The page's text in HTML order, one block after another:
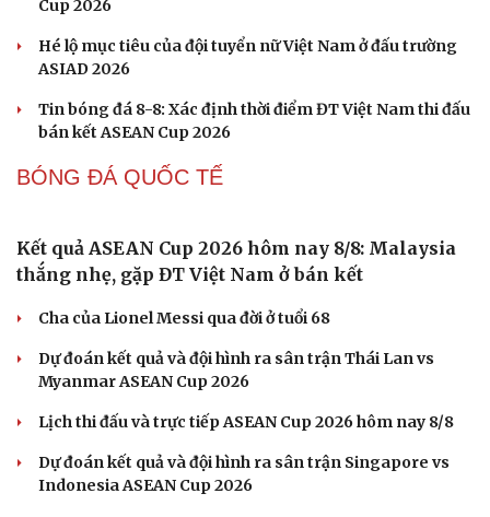
mơ tại Ho Chi Minh City Open?
Nhập môn Pickleball: Hướng dẫn kỹ thuật Speed up
Backhand hai tay
Cách bắt đường Speed up khi bóng đi dọc dây trong
Pickleball
Hôm nay, khởi tranh giải pickleball danh giá tại Việt
BÓNG ĐÁ VIỆT NAM